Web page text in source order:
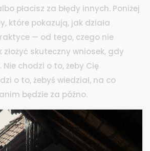
płacisz za błędy innych. Poniżej
które pokazują, jak działa
— od tego, czego nie
skuteczny wniosek, gdy
chodzi o to, żeby Cię
o to, żebyś wiedział, na co
będzie za późno.